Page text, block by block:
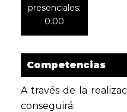
presenciales:
0.00
Competencias
A través de la
conseguirá: